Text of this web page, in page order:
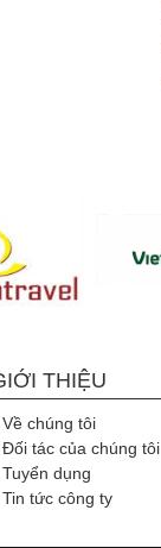
THIỆU
Về chúng tôi
Đối tác của chúng tôi
Tuyển dụng
Tin tức công ty